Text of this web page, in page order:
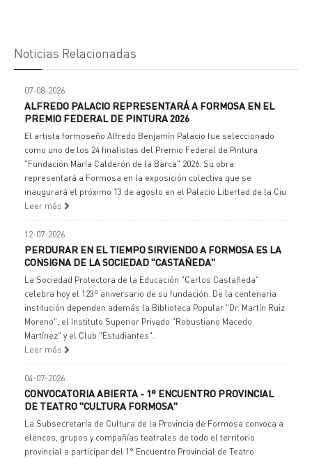
Noticias Relacionadas
07-08-2026
ALFREDO PALACIO REPRESENTARÁ A FORMOSA EN EL
PREMIO FEDERAL DE PINTURA 2026
El artista formoseño Alfredo Benjamín Palacio fue seleccionado
como uno de los 24 finalistas del Premio Federal de Pintura
"Fundación María Calderón de la Barca" 2026. Su obra
representará a Formosa en la exposición colectiva que se
inaugurará el próximo 13 de agosto en el Palacio Libertad de la Ciu
Leer más
12-07-2026
PERDURAR EN EL TIEMPO SIRVIENDO A FORMOSA ES LA
CONSIGNA DE LA SOCIEDAD "CASTAÑEDA"
La Sociedad Protectora de la Educación "Carlos Castañeda"
celebra hoy el 123º aniversario de su fundación. De la centenaria
institución dependen además la Biblioteca Popular "Dr. Martín Ruiz
Moreno", el Instituto Superior Privado "Robustiano Macedo
Martínez" y el Club "Estudiantes".
Leer más
04-07-2026
CONVOCATORIA ABIERTA - 1° ENCUENTRO PROVINCIAL
DE TEATRO "CULTURA FORMOSA"
La Subsecretaría de Cultura de la Provincia de Formosa convoca a
elencos, grupos y compañías teatrales de todo el territorio
provincial a participar del 1° Encuentro Provincial de Teatro